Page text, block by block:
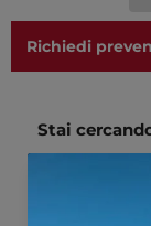
Richiedi
Stai